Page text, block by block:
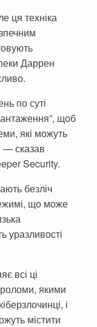
ця техніка
Даррен
по суті
щоб
які можуть
— сказав
Security.
безліч
що може
уразливості
всі ці
якими
і
містити